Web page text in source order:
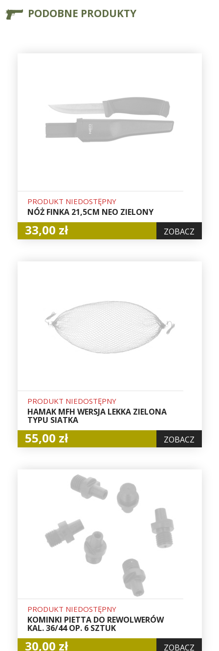
PODOBNE PRODUKTY
PRODUKT NIEDOSTĘPNY
NÓŻ FINKA 21,5CM NEO ZIELONY
33,00 zł ZOBACZ
PRODUKT NIEDOSTĘPNY
HAMAK MFH WERSJA LEKKA ZIELONA
TYPU SIATKA
55,00 zł ZOBACZ
PRODUKT NIEDOSTĘPNY
KOMINKI PIETTA DO REWOLWERÓW
KAL. 36/44 OP. 6 SZTUK
30,00 zł ZOBACZ